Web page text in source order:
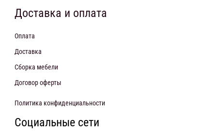
Доставка и оплата
Оплата
Доставка
Сборка мебели
Договор оферты
Политика конфиденциальности
Социальные сети